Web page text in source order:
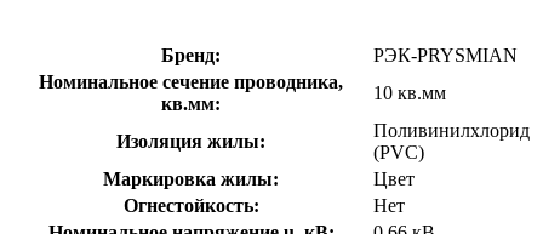
Бренд:
РЭК-PRYSMIAN
Номинальное сечение проводника,
кв.мм:
10 кв.мм
Изоляция жилы:
Поливинилхлорид
(PVC)
Маркировка жилы:
Цвет
Огнестойкость:
Нет